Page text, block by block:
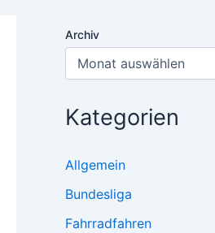
Archiv
Kategorien
Allgemein
Bundesliga
Fahrradfahren